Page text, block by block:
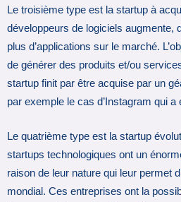
Le troisième type est la startup à
développeurs de logiciels augmente,
plus d’applications sur le marché.
de générer des produits et/ou
startup finit par être acquise par un
par exemple le cas d’Instagram qui
Le quatrième type est la startup
startups technologiques ont un
raison de leur nature qui leur permet
mondial. Ces entreprises ont la